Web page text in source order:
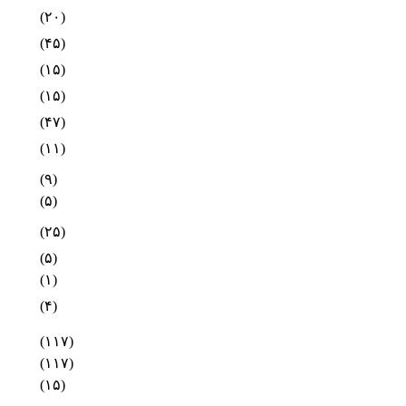
(۲۰)
(۴۵)
(۱۵)
(۱۵)
(۴۷)
(۱۱)
(۹)
(۵)
(۲۵)
(۵)
(۱)
(۴)
(۱۱۷)
(۱۱۷)
(۱۵)